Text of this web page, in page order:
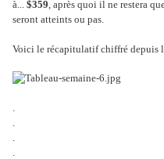
à... $359 , après quoi il ne restera
seront atteints ou pas.
Voici le récapitulatif chiffré depuis